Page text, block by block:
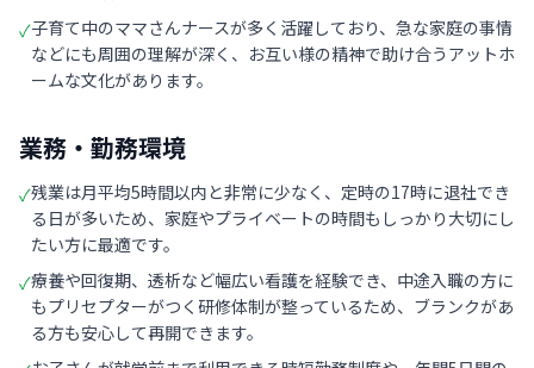
✓子育て中のママさんナースが多く活躍しており、急な家庭の事情
などにも周囲の理解が深く、お互い様の精神で助け合うアットホ
ームな文化があります。
業務・勤務環境
✓残業は月平均5時間以内と非常に少なく、定時の17時に退社でき
る日が多いため、家庭やプライベートの時間もしっかり大切にし
たい方に最適です。
✓療養や回復期、透析など幅広い看護を経験でき、中途入職の方に
もプリセプターがつく研修体制が整っているため、ブランクがあ
る方も安心して再開できます。